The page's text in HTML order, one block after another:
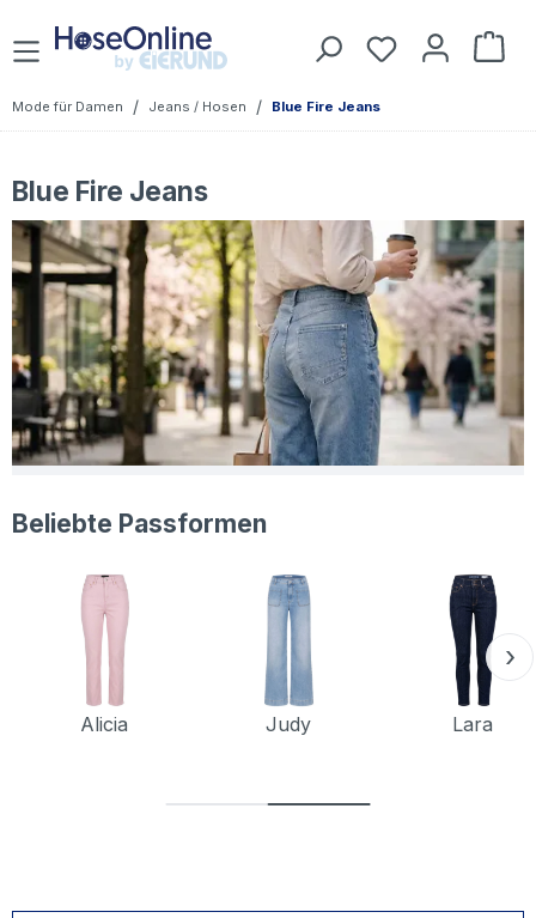
Zum Hauptinhalt springen Du hast 0
Mode für Damen / Jeans / Hosen / Blue Fire Jeans
Blue Fire Jeans
Beliebte Passformen
Alicia Judy Lara
›